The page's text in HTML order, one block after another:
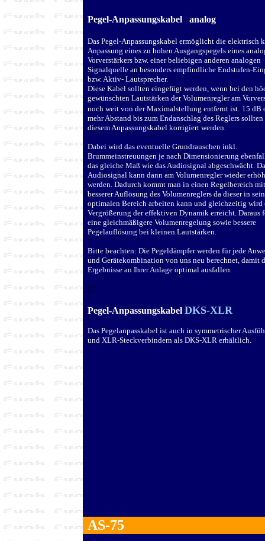
Pegel-Anpassungskabel analog
Das Pegel-Anpassungskabel ermöglicht die elektrisch
Anpassung eines zu hohen Ausgangspegels eines
Vorverstärkers bzw. einer beliebigen anderen analogen
Signalquelle an besonders empfindliche Endstufen-
bzw. Aktiv- Lautsprecher.
Diese Kabel sollten eingefügt werden, wenn bei den
gewünschten Lautstärken der Volumenregler am
noch weit von der Maximalstellung entfernt ist. 15 dB
mehr Abstand bis zum Endanschlag des Reglers
diesem Anpassungskabel korrigiert werden.
Dabei wird das eventuelle Grundrauschen inkl.
Brummeinstreuungen je nach Dimensionierung
das gleiche Maß wie das Audiosignal abgeschwächt.
Audiosignal kann dann am Volumenregler wieder
werden. Dadurch kommt man in einen Regelbereich mit
besserer Auflösung des Volumenreglers da dieser in
optimalen Bereich arbeiten kann und gleichzeitig wird
Vergrößerung der effektiven Dynamik erreicht. Daraus
eine gleichmäßigere Volumenregelung sowie bessere
Pegelauflösung bei kleinen Lautstärken.
Bitte beachten: Die Pegeldämpfer werden für jede
und Gerätekombination von uns neu berechnet, damit
Ergebnisse an Ihrer Anlage optimal ausfallen
D
Pegel-Anpassungskabel DKS-XLR
Das Pegelanpasskabel ist auch in symmetrischer
und XLR-Steckverbindern als DKS-XLR erhältlich.
AS-75